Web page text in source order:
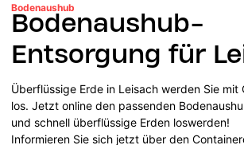
Bodenaushub
Bodenaushub-
Entsorgung für
Überflüssige Erde in Leisach werden Sie mit
los. Jetzt online den passenden
und schnell überflüssige Erden loswerden!
Informieren Sie sich jetzt über den